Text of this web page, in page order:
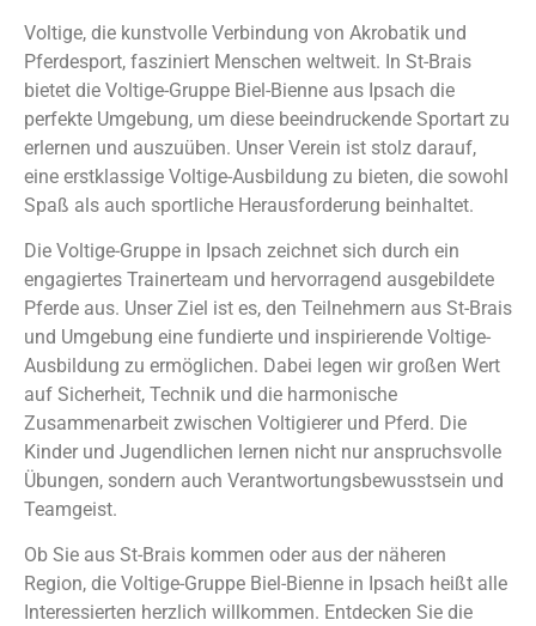
Voltige, die kunstvolle Verbindung von Akrobatik und
Pferdesport, fasziniert Menschen weltweit. In St-Brais
bietet die Voltige-Gruppe Biel-Bienne aus Ipsach die
perfekte Umgebung, um diese beeindruckende Sportart zu
erlernen und auszuüben. Unser Verein ist stolz darauf,
eine erstklassige Voltige-Ausbildung zu bieten, die sowohl
Spaß als auch sportliche Herausforderung beinhaltet.
Die Voltige-Gruppe in Ipsach zeichnet sich durch ein
engagiertes Trainerteam und hervorragend ausgebildete
Pferde aus. Unser Ziel ist es, den Teilnehmern aus St-Brais
und Umgebung eine fundierte und inspirierende Voltige-
Ausbildung zu ermöglichen. Dabei legen wir großen Wert
auf Sicherheit, Technik und die harmonische
Zusammenarbeit zwischen Voltigierer und Pferd. Die
Kinder und Jugendlichen lernen nicht nur anspruchsvolle
Übungen, sondern auch Verantwortungsbewusstsein und
Teamgeist.
Ob Sie aus St-Brais kommen oder aus der näheren
Region, die Voltige-Gruppe Biel-Bienne in Ipsach heißt alle
Interessierten herzlich willkommen. Entdecken Sie die